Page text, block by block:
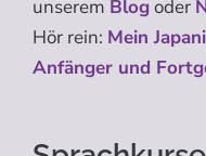
unserem Blogoder
Hör rein: Mein
Anfänger und